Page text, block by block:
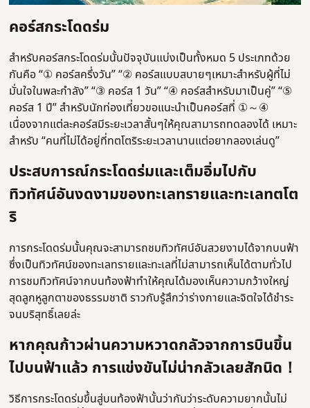
คอร์สกระโดดร่ม
สำหรับคอร์สกระโดดร่มนั้นปัจจุบันแบ่งเป็นทั้งหมด 5 ประเภทด้วย
กันคือ “① คอร์สครึ่งวัน” “② คอร์สแบบสบายๆเหมาะสำหรับผู้ที่ไม่
มั่นใจในพละกำลัง” “③ คอร์ส 1 วัน” “④ คอร์สสำหรับมาเป็นคู่” “⑤
คอร์ส 1 ปี” สำหรับนักท่องเที่ยวขอแนะนำเป็นคอร์สที่ ①～④
เนื่องจากแต่ละคอร์สมีระยะเวลาสั้นๆให้คุณสามารถทดลองได้ เหมาะ
สำหรับ “คนที่ไม่ได้อยู่ที่ทตโตริระยะเวลานานแต่อยากลองเล่นดู”
ประสบการณ์กระโดดร่มและเต็มอิ่มไปกับ
ทิวทัศน์อันงดงามของทะเลทรายและทะเลทตโต
ริ
การกระโดดร่มนั้นคุณจะสามารถชมทิวทัศน์อันสวยงามได้จากบนฟ้า
ซึ่งเป็นทิวทัศน์ของทะเลทรายและทะเลที่ไม่สามารถเห็นได้ตามทั่วไป
การชมทิวทัศน์จากบนท้องฟ้าทำให้คุณได้มองเห็นความกว้างใหญ่
สุดลูกหูลูกตาของธรรมชาติ ราวกับรู้สึกว่าร่างกายและจิตใจได้ชำระ
จนบริสุทธิ์เลยล่ะ
หากคุณก้าวผ่านความหวาดกลัวจากการบินขึ้น
ไปบนฟ้าแล้ว การแข่งขันไม่น่ากลัวเลยสักนิด！
วิธีการกระโดดร่มขึ้นสู่บนท้องฟ้านั้นว่ากันว่าระดับความยากนั้นไม่